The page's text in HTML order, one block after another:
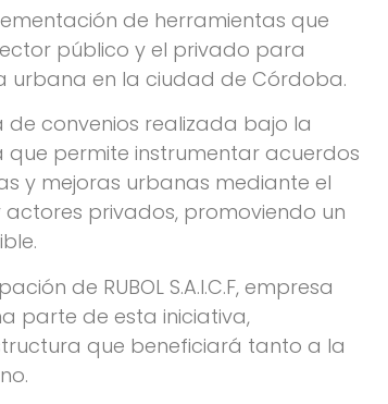
de herramientas que
público y el privado para
urbana en la ciudad de Córdoba.
convenios realizada bajo la
que permite instrumentar acuerdos
y mejoras urbanas mediante el
privados, promoviendo un
de RUBOL S.A.I.C.F, empresa
parte de esta iniciativa,
que beneficiará tanto a la